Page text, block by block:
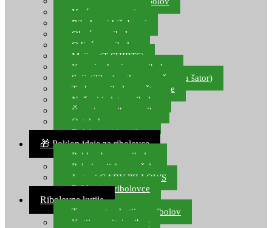
Vreće za spavanje
Ribolovni kišobrani
Obuća za ribolov
Odjeća za ribolov
Majice (T-SHIRTS)
Kape i rukavice za ribolov
Svijetiljke (naglavne, ručne, za šator)
Torbe za ribolovne štapove
Noževi i alat za ribolov
Čamci za prihranu ribe
Ostala kamp oprema
Dalekozori i optika
🎁 Poklon ideje za ribolovce
Poklon bon za ribolov
Polarizacijske naočale
Jastuci GABY PILLOWS
Pokloni za ribolovce
Ribolovne kutije
Transportne kutije za ribolov
Kutije za sitni pribor